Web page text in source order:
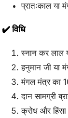
प्रातःकाल या
✔️ विधि
स्नान कर लाल
हनुमान जी या
मंगल मंत्र का
दान सामग्री
क्रोध और